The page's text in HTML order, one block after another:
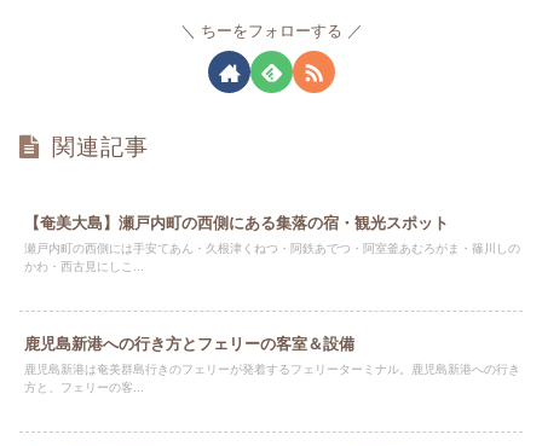
ちーをフォローする
関連記事
【奄美大島】瀬戸内町の西側にある集落の宿・観光スポット
瀬戸内町の西側には手安てあん・久根津くねつ・阿鉄あでつ・阿室釜あむろがま・篠川しの
かわ・西古見にしこ...
鹿児島新港への行き方とフェリーの客室＆設備
鹿児島新港は奄美群島行きのフェリーが発着するフェリーターミナル。鹿児島新港への行き
方と、フェリーの客...